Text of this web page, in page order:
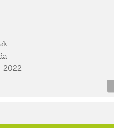
2022